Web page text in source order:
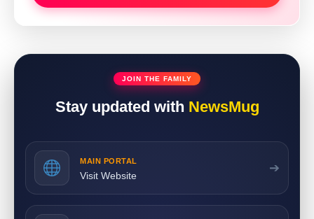
JOIN THE FAMILY
Stay updated with NewsMug
MAIN PORTAL
Visit Website
➔